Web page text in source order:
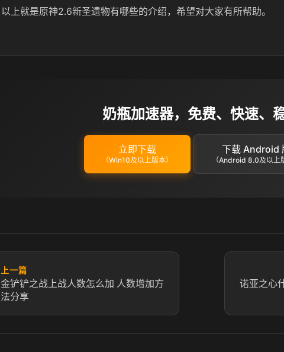
以上就是原神2.6新圣遗物有哪些的介绍，希望对大家有所帮助。
奶瓶加速器，免费、快速、
立即下载
（Win10及以上版本）
下载 Android
（Android 8.0及以上
上一篇
金铲铲之战上战人数怎么加 人数增加方
法分享
诺亚之心